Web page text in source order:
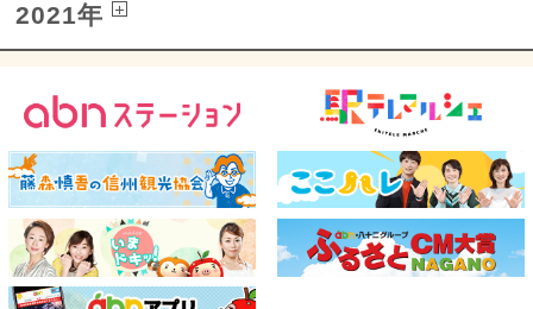
2021年